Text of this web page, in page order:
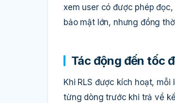
xem user có được phép
bảo mật lớn, nhưng đồng
Tác động đến tốc
Khi RLS được kích hoạt, mỗi
từng dòng trước khi trả về